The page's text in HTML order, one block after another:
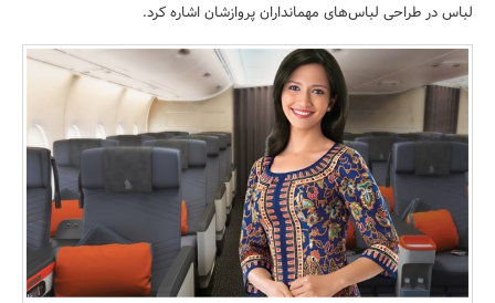
مسکن و ساختمان
لباس در طراحی لباس‌های مهمانداران پروازشان اشاره کرد.